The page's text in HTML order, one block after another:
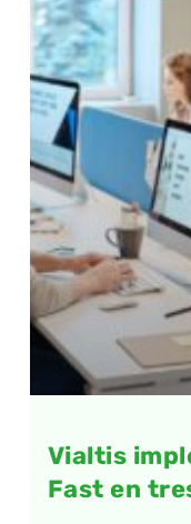
Vialtis
Fast en